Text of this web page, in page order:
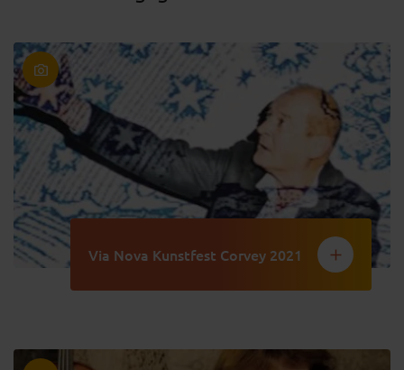
Via Nova Kunstfest Corvey 2021